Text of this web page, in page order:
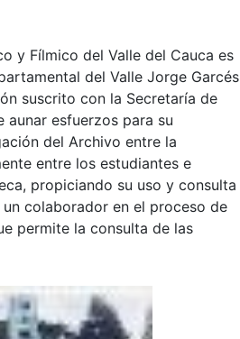
y Fílmico del Valle del Cauca es
del Valle Jorge Garcés
suscrito con la Secretaría de
esfuerzos para su
del Archivo entre la
entre los estudiantes e
propiciando su uso y consulta
colaborador en el proceso de
permite la consulta de las